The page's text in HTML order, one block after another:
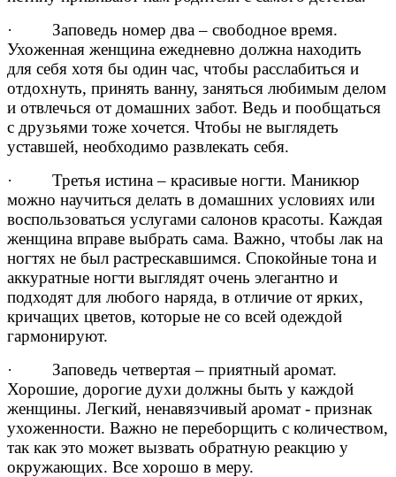
· Заповедь номер два – свободное время.
Ухоженная женщина ежедневно должна находить
для себя хотя бы один час, чтобы расслабиться и
отдохнуть, принять ванну, заняться любимым делом
и отвлечься от домашних забот. Ведь и пообщаться
с друзьями тоже хочется. Чтобы не выглядеть
уставшей, необходимо развлекать себя.
· Третья истина – красивые ногти. Маникюр
можно научиться делать в домашних условиях или
воспользоваться услугами салонов красоты. Каждая
женщина вправе выбрать сама. Важно, чтобы лак на
ногтях не был растрескавшимся. Спокойные тона и
аккуратные ногти выглядят очень элегантно и
подходят для любого наряда, в отличие от ярких,
кричащих цветов, которые не со всей одеждой
гармонируют.
· Заповедь четвертая – приятный аромат.
Хорошие, дорогие духи должны быть у каждой
женщины. Легкий, ненавязчивый аромат - признак
ухоженности. Важно не переборщить с количеством,
так как это может вызвать обратную реакцию у
окружающих. Все хорошо в меру.